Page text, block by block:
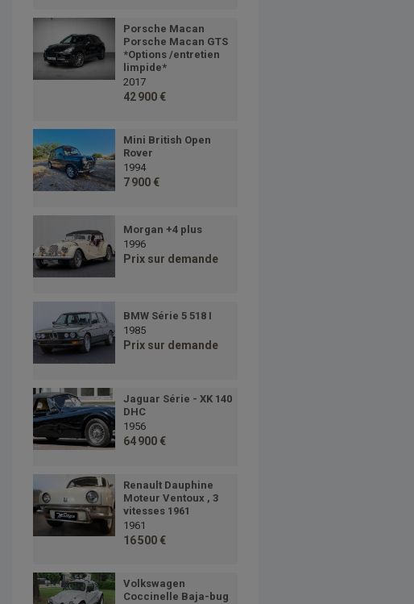
Porsche Macan
Porsche Macan GTS
*Options /entretien
limpide*
2017
42 900 €
Mini British Open
Rover
1994
7 900 €
Morgan +4 plus
1996
Prix sur demande
BMW Série 5 518 I
1985
Prix sur demande
Jaguar Série - XK 140
DHC
1956
64 900 €
Renault Dauphine
Moteur Ventoux , 3
vitesses 1961
1961
16 500 €
Volkswagen
Coccinelle Baja-bug